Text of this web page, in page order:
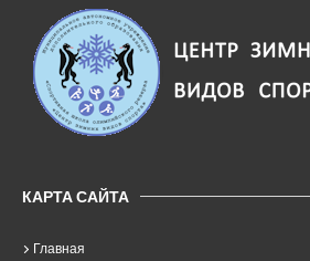
КАРТА САЙТА
Главная